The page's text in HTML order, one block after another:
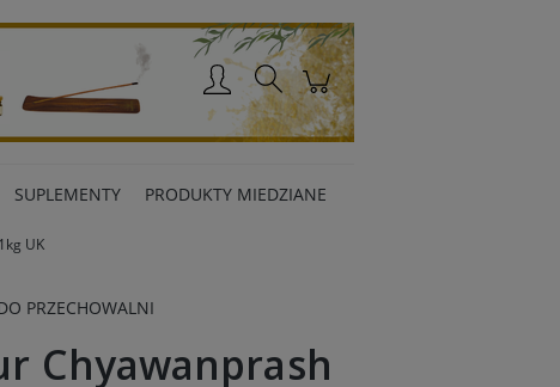
SUPLEMENTY PRODUKTY MIEDZIANE
UK
PRZECHOWALNI
Chyawanprash